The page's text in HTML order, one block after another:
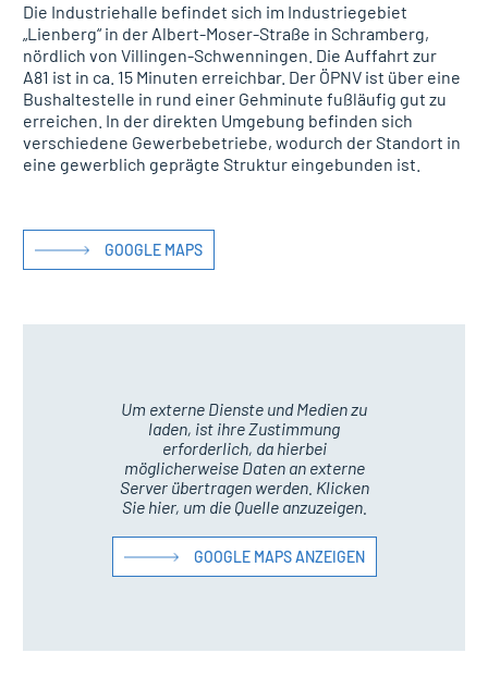
Die Industriehalle befindet sich im Industriegebiet
„Lienberg“ in der Albert-Moser-Straße in Schramberg,
nördlich von Villingen-Schwenningen. Die Auffahrt zur
A81 ist in ca. 15 Minuten erreichbar. Der ÖPNV ist über eine
Bushaltestelle in rund einer Gehminute fußläufig gut zu
erreichen. In der direkten Umgebung befinden sich
verschiedene Gewerbebetriebe, wodurch der Standort in
eine gewerblich geprägte Struktur eingebunden ist.
GOOGLE MAPS
Um externe Dienste und Medien zu
laden, ist ihre Zustimmung
erforderlich, da hierbei
möglicherweise Daten an externe
Server übertragen werden. Klicken
Sie hier, um die Quelle anzuzeigen.
GOOGLE MAPS ANZEIGEN